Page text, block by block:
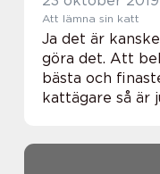
Att lämna sin katt
Ja det är
göra det. Att
bästa och
kattägare så är